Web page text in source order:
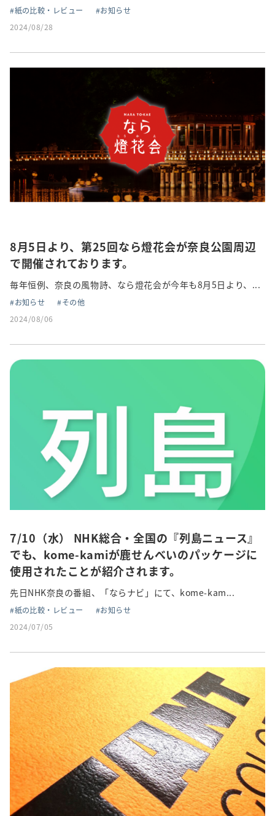
紙の比較・レビュー
お知らせ
2024/08/28
8月5日より、第25回なら燈花会が奈良公園周辺
で開催されております。
毎年恒例、奈良の風物詩、なら燈花会が今年も8月5日より、...
お知らせ
その他
2024/08/06
7/10（水） NHK総合・全国の『列島ニュース』
でも、kome-kamiが鹿せんべいのパッケージに
使用されたことが紹介されます。
先日NHK奈良の番組、「ならナビ」にて、kome-kam...
紙の比較・レビュー
お知らせ
2024/07/05